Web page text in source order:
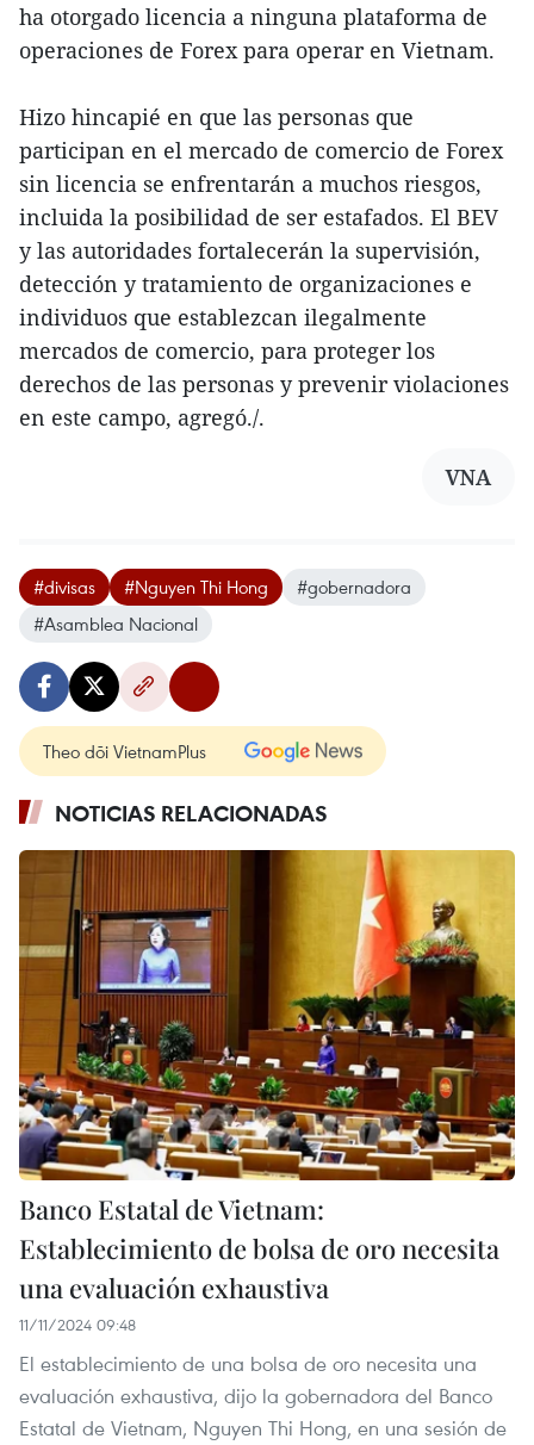
ha otorgado licencia a ninguna plataforma de
operaciones de Forex para operar en Vietnam.
Hizo hincapié en que las personas que
participan en el mercado de comercio de Forex
sin licencia se enfrentarán a muchos riesgos,
incluida la posibilidad de ser estafados. El BEV
y las autoridades fortalecerán la supervisión,
detección y tratamiento de organizaciones e
individuos que establezcan ilegalmente
mercados de comercio, para proteger los
derechos de las personas y prevenir violaciones
en este campo, agregó./.
VNA
#divisas #Nguyen Thi Hong
#gobernadora
#Asamblea Nacional
Theo dõi VietnamPlus
NOTICIAS RELACIONADAS
Banco Estatal de Vietnam:
Establecimiento de bolsa de oro necesita
una evaluación exhaustiva
11/11/2024 09:48
El establecimiento de una bolsa de oro necesita una
evaluación exhaustiva, dijo la gobernadora del Banco
Estatal de Vietnam, Nguyen Thi Hong, en una sesión de